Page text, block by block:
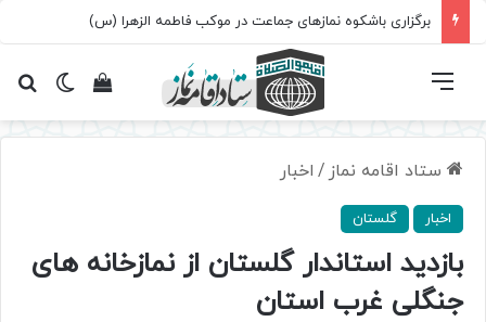
برگزاری باشکوه نمازهای جماعت در موکب فاطمه الزهرا (س)
تغییرمشاهده فهرست
ستاد اقامه نماز / اخبار
اخبار گلستان
بازدید استاندار گلستان از نمازخانه های
جنگلی غرب استان